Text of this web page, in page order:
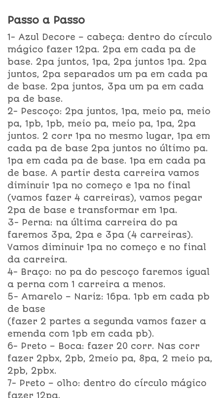
Passo a Passo
1- Azul Decore – cabeça: dentro do círculo
mágico fazer 12pa. 2pa em cada pa de
base. 2pa juntos, 1pa, 2pa juntos 1pa. 2pa
juntos, 2pa separados um pa em cada pa
de base. 2pa juntos, 3pa um pa em cada
pa de base.
2- Pescoço: 2pa juntos, 1pa, meio pa, meio
pa, 1pb, 1pb, meio pa, meio pa, 1pa, 2pa
juntos. 2 corr 1pa no mesmo lugar, 1pa em
cada pa de base 2pa juntos no último pa.
1pa em cada pa de base. 1pa em cada pa
de base. A partir desta carreira vamos
diminuir 1pa no começo e 1pa no final
(vamos fazer 4 carreiras), vamos pegar
2pa de base e transformar em 1pa.
3- Perna: na última carreira do pa
faremos 3pa, 2pa e 3pa (4 carreiras).
Vamos diminuir 1pa no começo e no final
da carreira.
4- Braço: no pa do pescoço faremos igual
a perna com 1 carreira a menos.
5- Amarelo – Nariz: 16pa. 1pb em cada pb
de base
(fazer 2 partes a segunda vamos fazer a
emenda com 1pb em cada pb).
6- Preto – Boca: fazer 20 corr. Nas corr
fazer 2pbx, 2pb, 2meio pa, 8pa, 2 meio pa,
2pb, 2pbx.
7- Preto – olho: dentro do círculo mágico
fazer 12pa.